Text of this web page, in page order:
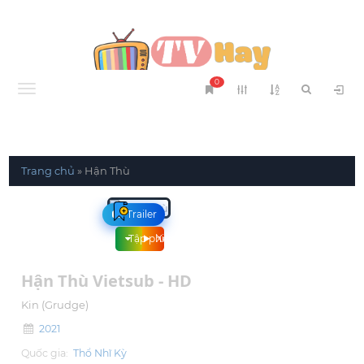
Menu
0
Trang chủ » Hận Thù
Trailer
Xem phim
Tập phim
Hận Thù Vietsub - HD
Kin (Grudge)
2021
Quốc gia: Thổ Nhĩ Kỳ